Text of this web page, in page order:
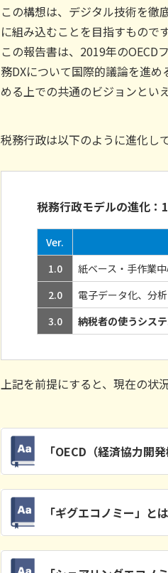
この構想は、デジタル技術を徹
に組み込むことを目指すものです
この報告書は、2019年のOECD
務DXについて国際的議論を進
める上での共通のビジョンといえ
税務行政は以下のように進化し
税務行政モデルの進化
Ver.
1.0
紙ベース・手作業
2.0
電子データ化、分
3.0
納税者の使うシス
上記を前提にすると、現在の状
「OECD（経済協力開
「ギグエコノミー」と